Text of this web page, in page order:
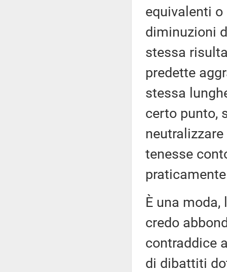
equivalenti
diminuzioni
stessa
predette
stessa
certo punto,
tenesse
È una
credo
contraddice
di dibattiti